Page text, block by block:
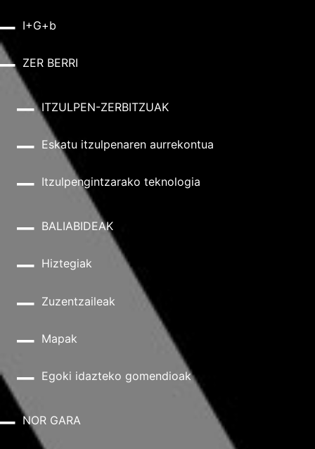
I+G+b
ZER BERRI
ITZULPEN-ZERBITZUAK
Eskatu itzulpenaren aurrekontua
Itzulpengintzarako teknologia
BALIABIDEAK
Hiztegiak
Zuzentzaileak
Mapak
Egoki idazteko gomendioak
NOR GARA